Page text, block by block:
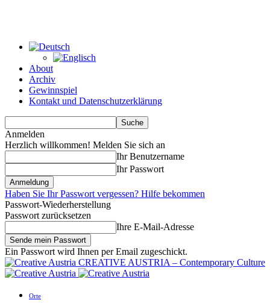
About
Archiv
Gewinnspiel
Kontakt und Datenschutzerklärung
Anmelden
Herzlich willkommen! Melden Sie sich an
Ihr Benutzername
Ihr Passwort
Haben Sie Ihr Passwort vergessen? Hilfe bekommen
Passwort-Wiederherstellung
Passwort zurücksetzen
Ihre E-Mail-Adresse
Ein Passwort wird Ihnen per Email zugeschickt.
CREATIVE AUSTRIA – Contemporary Culture
Orte